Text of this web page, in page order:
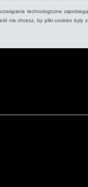
technologiczne
nie chcesz, by pliki cookies były